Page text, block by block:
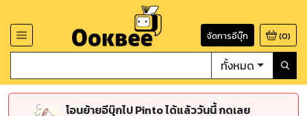
จัดการอีบุ๊ก (0)
ทั้งหมด
โอนย้ายอีบุ๊กไป Pinto ได้แล้ววันนี้ กดเลย